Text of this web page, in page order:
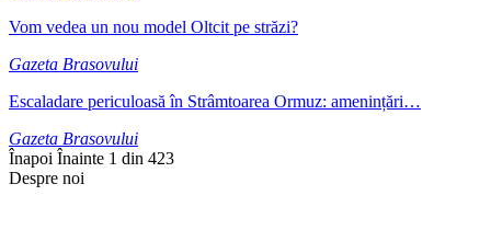
Vom vedea un nou model Oltcit pe străzi?
Gazeta Brasovului
Escaladare periculoasă în Strâmtoarea Ormuz: amenințări…
Gazeta Brasovului
Înapoi Înainte 1 din 423
Despre noi